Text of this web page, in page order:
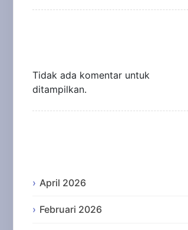
Tidak ada komentar untuk
ditampilkan.
April 2026
Februari 2026